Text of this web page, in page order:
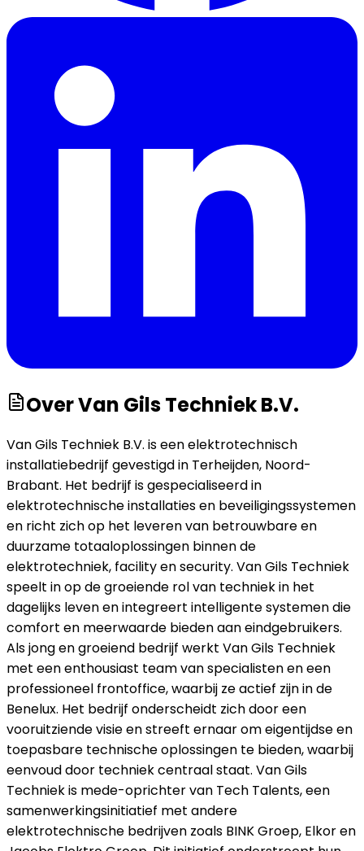
OverVan Gils Techniek B.V.
Van Gils Techniek B.V. is een elektrotechnisch
installatiebedrijf gevestigd in Terheijden, Noord-
Brabant. Het bedrijf is gespecialiseerd in
elektrotechnische installaties en beveiligingssystemen
en richt zich op het leveren van betrouwbare en
duurzame totaaloplossingen binnen de
elektrotechniek, facility en security. Van Gils Techniek
speelt in op de groeiende rol van techniek in het
dagelijks leven en integreert intelligente systemen die
comfort en meerwaarde bieden aan eindgebruikers.
Als jong en groeiend bedrijf werkt Van Gils Techniek
met een enthousiast team van specialisten en een
professioneel frontoffice, waarbij ze actief zijn in de
Benelux. Het bedrijf onderscheidt zich door een
vooruitziende visie en streeft ernaar om eigentijdse en
toepasbare technische oplossingen te bieden, waarbij
eenvoud door techniek centraal staat. Van Gils
Techniek is mede-oprichter van Tech Talents, een
samenwerkingsinitiatief met andere
elektrotechnische bedrijven zoals BINK Groep, Elkor en